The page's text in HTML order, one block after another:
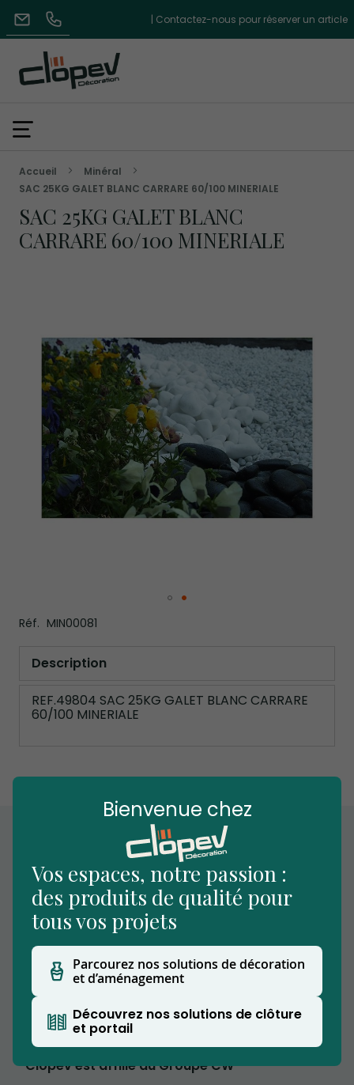
| Contactez-nous pour réserver un article
Accueil
Minéral
SAC 25KG GALET BLANC CARRARE 60/100 MINERIALE
SAC 25KG GALET BLANC
CARRARE 60/100 MINERIALE
Réf. MIN00081
images
gallery
Skip
to
beginning
images
gallery
Description
REF.49804 SAC 25KG GALET BLANC CARRARE
60/100 MINERIALE
Nous vous accueillons dans notre établissement
situé à Beuvry-la-Forêt, notre showroom
extérieur vous permettra de découvrir nos
produits.
Clopev est affilié au Groupe CW
Bienvenue chez
Vos espaces, notre passion :
des produits de qualité pour
tous vos projets
Parcourez nos solutions de décoration
et d’aménagement
Découvrez nos solutions de clôture
et portail